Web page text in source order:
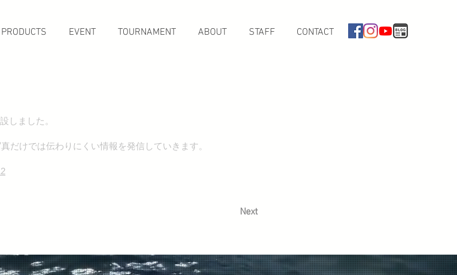
PRODUCTS EVENT TOURNAMENT ABOUT STAFF CONTACT
ました。
しました。
だけでは伝わりにくい情報を発信していきます。
Next